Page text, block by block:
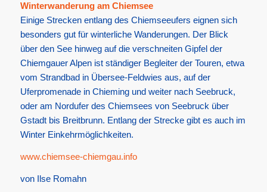
Winterwanderung am Chiemsee
Einige Strecken entlang des Chiemseeufers eignen sich
besonders gut für winterliche Wanderungen. Der Blick
über den See hinweg auf die verschneiten Gipfel der
Chiemgauer Alpen ist ständiger Begleiter der Touren, etwa
vom Strandbad in Übersee-Feldwies aus, auf der
Uferpromenade in Chieming und weiter nach Seebruck,
oder am Nordufer des Chiemsees von Seebruck über
Gstadt bis Breitbrunn. Entlang der Strecke gibt es auch im
Winter Einkehrmöglichkeiten.
www.chiemsee-chiemgau.info
von Ilse Romahn